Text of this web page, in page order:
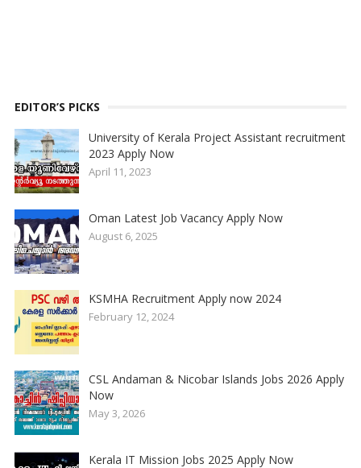
EDITOR’S PICKS
University of Kerala Project Assistant recruitment
2023 Apply Now
April 11, 2023
Oman Latest Job Vacancy Apply Now
August 6, 2025
KSMHA Recruitment Apply now 2024
February 12, 2024
CSL Andaman & Nicobar Islands Jobs 2026 Apply
Now
May 3, 2026
Kerala IT Mission Jobs 2025 Apply Now